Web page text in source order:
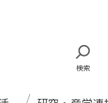
検索